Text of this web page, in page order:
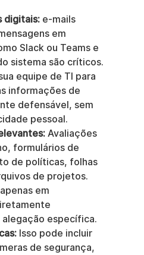
digitais: e-mails
em
Slack ou Teams e
sistema são críticos.
equipe de TI para
informações de
defensável, sem
pessoal.
Avaliações
formulários de
de políticas, folhas
de projetos.
em
alegação específica.
Isso pode incluir
de segurança,